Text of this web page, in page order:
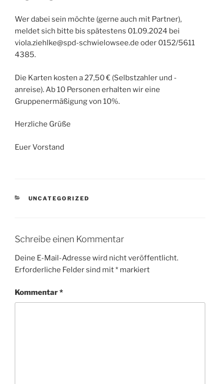
Wer dabei sein möchte (gerne auch mit Partner),
meldet sich bitte bis spätestens 01.09.2024 bei
viola.ziehlke@spd-schwielowsee.de oder 0152/5611
4385.
Die Karten kosten a 27,50 € (Selbstzahler und -
anreise). Ab 10 Personen erhalten wir eine
Gruppenermäßigung von 10%.
Herzliche Grüße
Euer Vorstand
KATEGORIEN
UNCATEGORIZED
Schreibe einen Kommentar
Deine E-Mail-Adresse wird nicht veröffentlicht.
Erforderliche Felder sind mit* markiert
Kommentar*